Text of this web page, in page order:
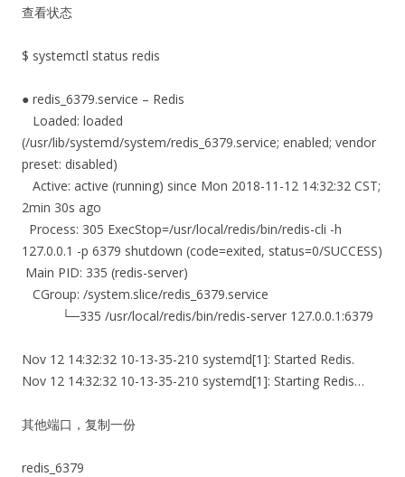
查看状态
$ systemctl status redis
● redis_6379.service – Redis
Loaded: loaded
(/usr/lib/systemd/system/redis_6379.service; enabled; vendor
preset: disabled)
Active: active (running) since Mon 2018-11-12 14:32:32 CST;
2min 30s ago
Process: 305 ExecStop=/usr/local/redis/bin/redis-cli -h
127.0.0.1 -p 6379 shutdown (code=exited, status=0/SUCCESS)
Main PID: 335 (redis-server)
CGroup: /system.slice/redis_6379.service
└─335 /usr/local/redis/bin/redis-server 127.0.0.1:6379
Nov 12 14:32:32 10-13-35-210 systemd[1]: Started Redis.
Nov 12 14:32:32 10-13-35-210 systemd[1]: Starting Redis…
其他端口，复制一份
redis_6379